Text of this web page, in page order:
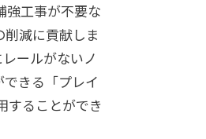
強工事が不要な
削減に貢献しま
ールがないノ
きる「プレイ
することができ